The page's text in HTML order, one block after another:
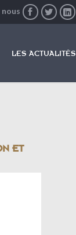
nous   
LES ACTUALITÉS
ET